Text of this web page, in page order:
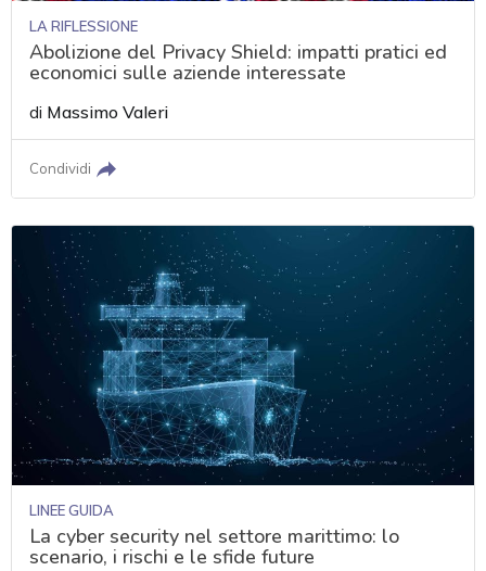
LA RIFLESSIONE
Abolizione del Privacy Shield: impatti pratici ed
economici sulle aziende interessate
di Massimo Valeri
Condividi
LINEE GUIDA
La cyber security nel settore marittimo: lo
scenario, i rischi e le sfide future